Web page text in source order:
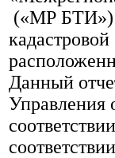
(«МР БТИ»)
Данный
Управления